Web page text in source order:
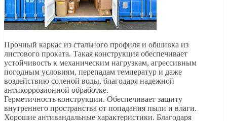
Прочный каркас из стального профиля и обшивка из
листового проката. Такая конструкция обеспечивает
устойчивость к механическим нагрузкам, агрессивным
погодным условиям, перепадам температур и даже
воздействию соленой воды, благодаря надежной
антикоррозионной обработке.
Герметичность конструкции. Обеспечивает защиту
внутреннего пространства от попадания пыли и влаги.
Хорошие антивандальные характеристики. Благодаря